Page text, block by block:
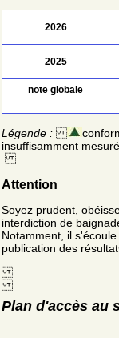
2026
2025
note globale
Légende :
insuffisamment
Attention
Soyez prudent,
interdiction de
Notamment, il
publication des
Plan d'accès au